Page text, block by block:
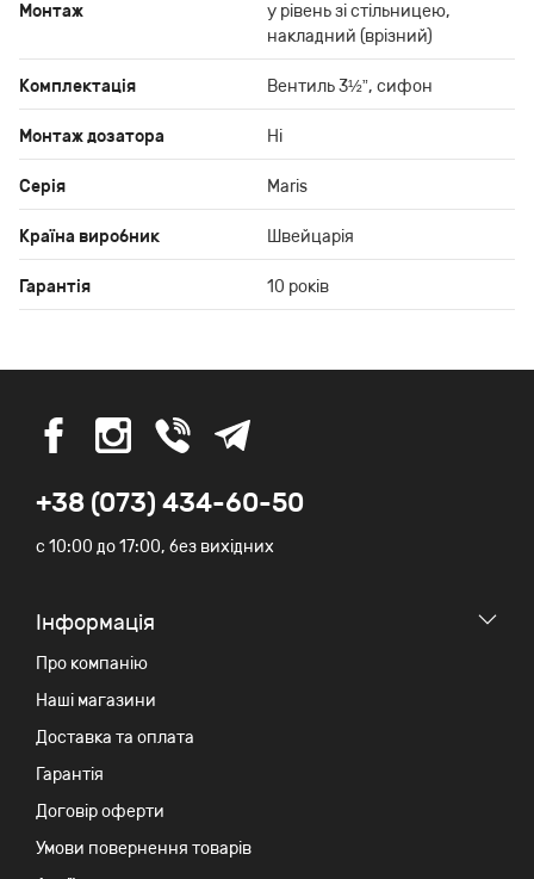
Монтаж
у рівень зі стільницею,
накладний (врізний)
Комплектація Вентиль 3½”, сифон
Монтаж дозатора Ні
Серія Maris
Країна виробник Швейцарія
Гарантія 10 років
+38 (073) 434-60-50
c 10:00 до 17:00, без вихідних
Iнформація
Про компанію
Наші магазини
Доставка та оплата
Гарантія
Договір оферти
Умови повернення товарів